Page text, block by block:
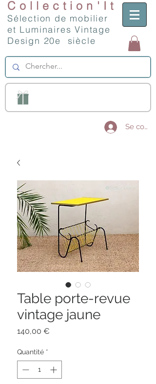
Collection'It
Sélection de mobilier
et Luminaires Vintage
Design 20e siècle
Se
Table porte-revue
vintage jaune
140,00 €
Quantité *